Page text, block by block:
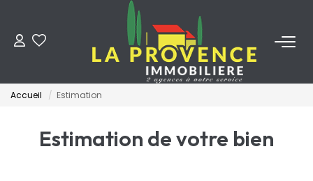
ACHETER
Accueil Estimation
Estimation de votre bien